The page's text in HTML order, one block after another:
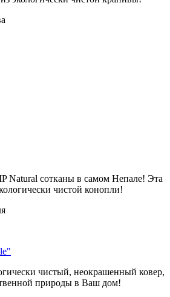
Natural сотканы в самом Непале! Эта
чистой конопли!
чистый, неокрашенный ковер,
природы в Ваш дом!